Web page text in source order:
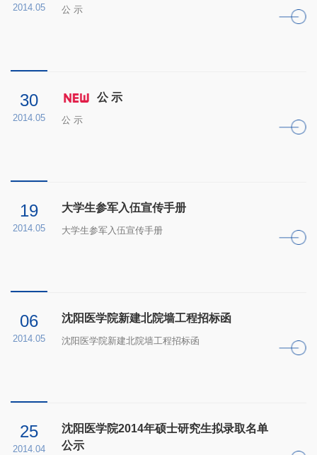
2014.05 公 示
30
2014.05
公 示
公 示
19
2014.05
大学生参军入伍宣传手册
大学生参军入伍宣传手册
06
2014.05
沈阳医学院新建北院墙工程招标函
沈阳医学院新建北院墙工程招标函
25
2014.04
沈阳医学院2014年硕士研究生拟录取名单
公示